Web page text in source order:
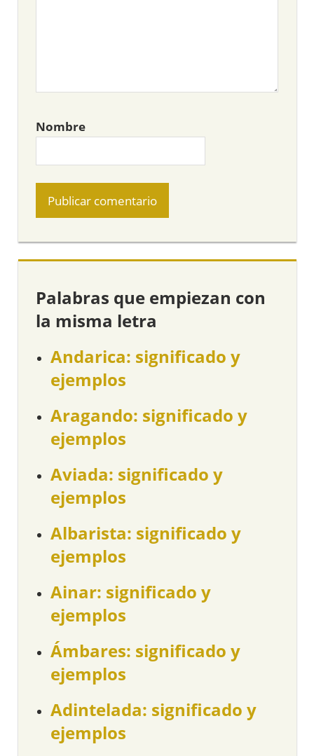
Nombre
Palabras que empiezan con
la misma letra
Andarica: significado y
ejemplos
Aragando: significado y
ejemplos
Aviada: significado y
ejemplos
Albarista: significado y
ejemplos
Ainar: significado y
ejemplos
Ámbares: significado y
ejemplos
Adintelada: significado y
ejemplos